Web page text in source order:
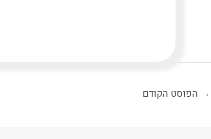
→ הפוסט הקודם